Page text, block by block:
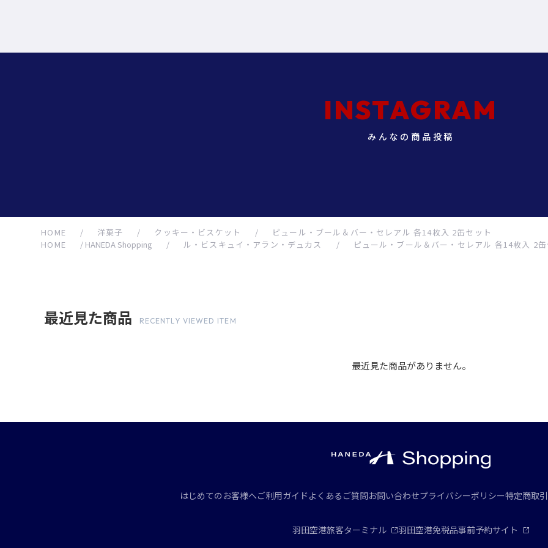
HOME / 洋菓子 / クッキー・ビスケット /
ピュール・ブール＆バー・セレアル 各14枚入 2缶セット
HOME
/ HANEDA Shopping / ル・ビスキュイ・アラン・デュカス / ピュール・ブール＆バー・セレアル 各14枚入 2
INSTAGRAM
みんなの商品投稿
最近見た商品 RECENTLY VIEWED ITEM
最近見た商品がありません。
はじめてのお客様へご利用ガイド よくあるご質問お問い合わせプライバシーポリシー特定商取
羽田空港旅客ターミナル 羽田空港免税品事前予約サイト